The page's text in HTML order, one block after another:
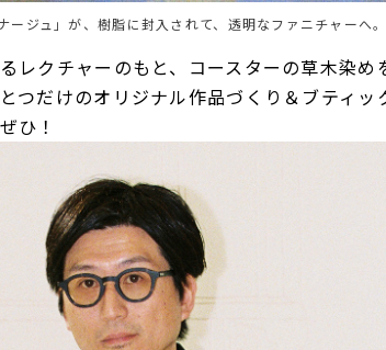
ジュ」が、樹脂に封入されて、透明なファニチャーへ。
レクチャーのもと、コースターの草木染め
つだけのオリジナル作品づくり＆ブティッ
ひ！